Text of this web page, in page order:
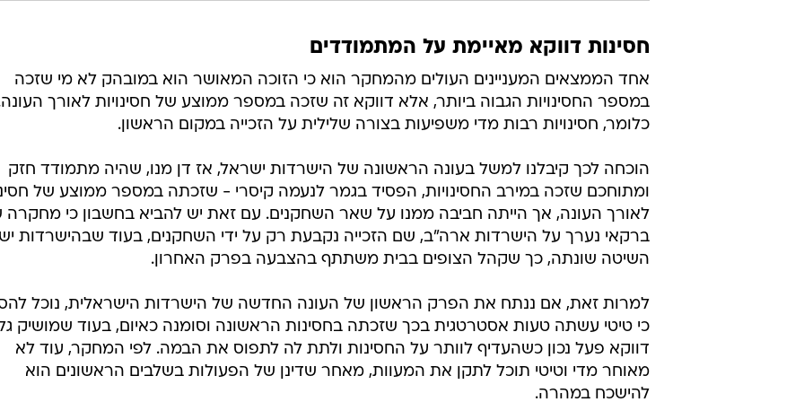
חסינות דווקא מאיימת על המתמודדים
אחד הממצאים המעניינים העולים מהמחקר הוא כי הזוכה המאושר הוא במובהק לא מי שזכה
במספר החסינויות הגבוה ביותר, אלא דווקא זה שזכה במספר ממוצע של חסינויות לאורך
כלומר, חסינויות רבות מדי משפיעות בצורה שלילית על הזכייה במקום הראשון.
הוכחה לכך קיבלנו למשל בעונה הראשונה של הישרדות ישראל, אז דן מנו, שהיה מתמודד חזק
ומתוחכם שזכה במירב החסינויות, הפסיד בגמר לנעמה קיסרי - שזכתה במספר ממוצע של
לאורך העונה, אך הייתה חביבה ממנו על שאר השחקנים. עם זאת יש להביא בחשבון כי מחקרה
ברקאי נערך על הישרדות ארה"ב, שם הזכייה נקבעת רק על ידי השחקנים, בעוד שבהישרדות
השיטה שונתה, כך שקהל הצופים בבית משתתף בהצבעה בפרק האחרון.
למרות זאת, אם ננתח את הפרק הראשון של העונה החדשה של הישרדות הישראלית, נוכל
כי טיטי עשתה טעות אסטרטגית בכך שזכתה בחסינות הראשונה וסומנה כאיום, בעוד שמושיק
דווקא פעל נכון כשהעדיף לוותר על החסינות ולתת לה לתפוס את הבמה. לפי המחקר, עוד לא
מאוחר מדי וטיטי תוכל לתקן את המעוות, מאחר שדינן של הפעולות בשלבים הראשונים הוא
להישכח במהרה.